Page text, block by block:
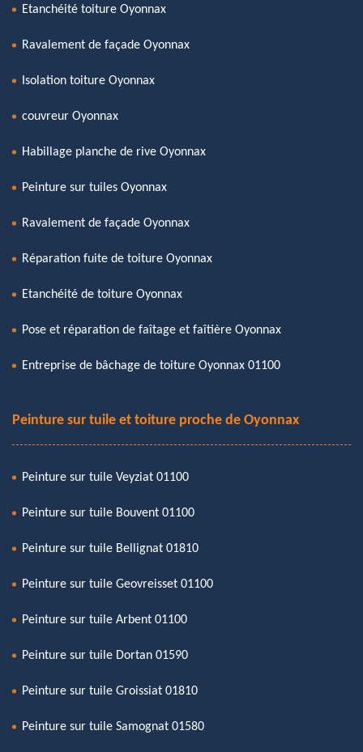
Etanchéité toiture Oyonnax
Ravalement de façade Oyonnax
Isolation toiture Oyonnax
couvreur Oyonnax
Habillage planche de rive Oyonnax
Peinture sur tuiles Oyonnax
Ravalement de façade Oyonnax
Réparation fuite de toiture Oyonnax
Etanchéité de toiture Oyonnax
Pose et réparation de faîtage et faîtière Oyonnax
Entreprise de bâchage de toiture Oyonnax 01100
Peinture sur tuile et toiture proche de Oyonnax
Peinture sur tuile Veyziat 01100
Peinture sur tuile Bouvent 01100
Peinture sur tuile Bellignat 01810
Peinture sur tuile Geovreisset 01100
Peinture sur tuile Arbent 01100
Peinture sur tuile Dortan 01590
Peinture sur tuile Groissiat 01810
Peinture sur tuile Samognat 01580